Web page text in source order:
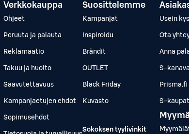
Verkkokauppa
Ohjeet
Peruuta ja palauta
Reklamaatio
Takuu ja huolto
Saavutettavuus
Kampanjaetujen ehdot
Sopimusehdot
Suosittelemme
Kampanjat
Inspiroidu
Brändit
OUTLET
Black Friday
Kuvasto
Sokoksen tyylivinkit
Usein
Ota
Anna
S-
Prisma.fi
S-